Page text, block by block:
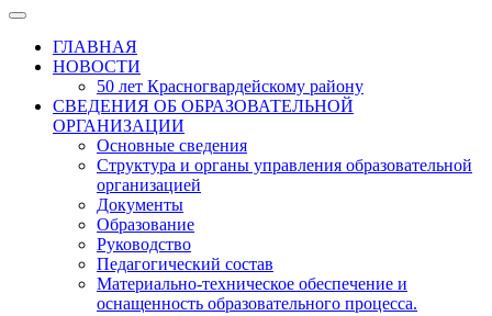
ГЛАВНАЯ
НОВОСТИ
50 лет Красногвардейскому району
СВЕДЕНИЯ ОБ ОБРАЗОВАТЕЛЬНОЙ
ОРГАНИЗАЦИИ
Основные сведения
Структура и органы управления образовательной
организацией
Документы
Образование
Руководство
Педагогический состав
Материально-техническое обеспечение и
оснащенность образовательного процесса.